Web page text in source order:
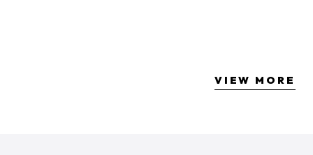
VIEW MORE